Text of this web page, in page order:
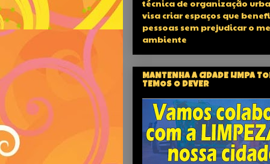
técnica de organização
visa criar espaços que
pessoas sem prejudicar o
ambiente
MANTENHA A CIDADE LIMPA
TEMOS O DEVER